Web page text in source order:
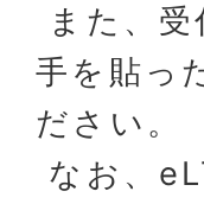
また、
手を貼っ
ださい。
なお、